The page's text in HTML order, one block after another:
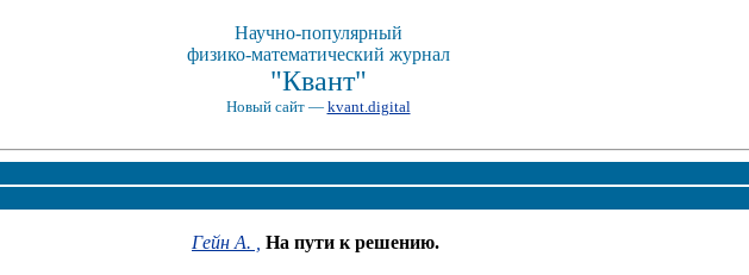
Научно-популярный
физико-математический журнал
"Квант"
Новый сайт — kvant.digital
Гейн А. , На пути к решению.